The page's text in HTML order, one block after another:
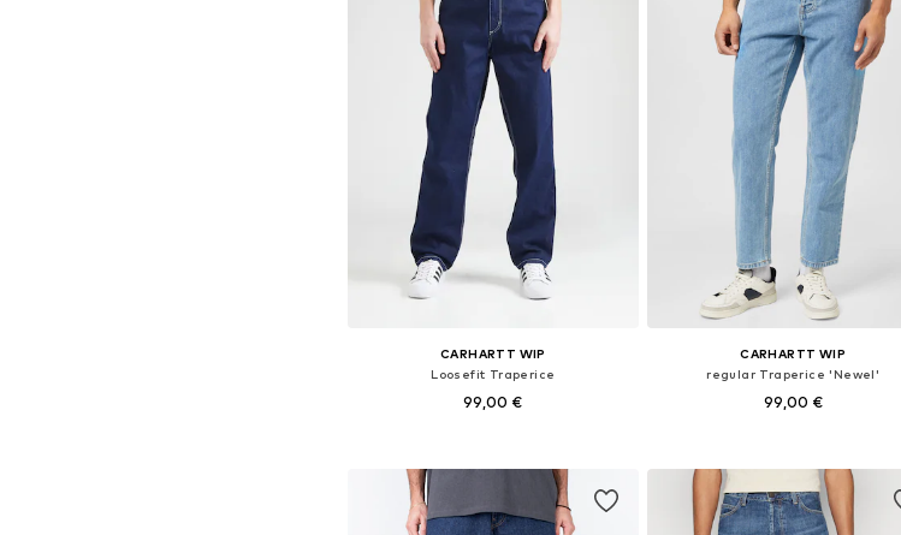
CARHARTT WIP
Loosefit Traperice
99,00 €
Dodaj u košaricu
CARHARTT WIP
regular Traperice 'Newel'
99,00 €
Dodaj u košaricu